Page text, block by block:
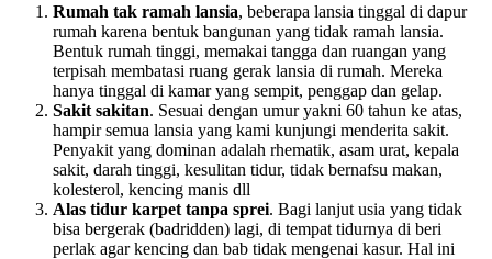
Rumah tak ramah lansia, beberapa lansia tinggal di dapur
rumah karena bentuk bangunan yang tidak ramah lansia.
Bentuk rumah tinggi, memakai tangga dan ruangan yang
terpisah membatasi ruang gerak lansia di rumah. Mereka
hanya tinggal di kamar yang sempit, penggap dan gelap.
Sakit sakitan. Sesuai dengan umur yakni 60 tahun ke atas,
hampir semua lansia yang kami kunjungi menderita sakit.
Penyakit yang dominan adalah rhematik, asam urat, kepala
sakit, darah tinggi, kesulitan tidur, tidak bernafsu makan,
kolesterol, kencing manis dll
Alas tidur karpet tanpa sprei. Bagi lanjut usia yang tidak
bisa bergerak (badridden) lagi, di tempat tidurnya di beri
perlak agar kencing dan bab tidak mengenai kasur. Hal ini